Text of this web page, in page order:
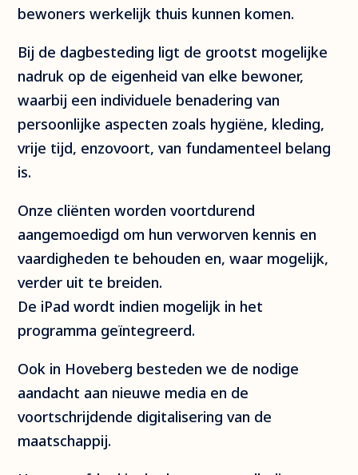
bewoners werkelijk thuis kunnen komen.
Bij de dagbesteding ligt de grootst mogelijke
nadruk op de eigenheid van elke bewoner,
waarbij een individuele benadering van
persoonlijke aspecten zoals hygiëne, kleding,
vrije tijd, enzovoort, van fundamenteel belang
is.
Onze cliënten worden voortdurend
aangemoedigd om hun verworven kennis en
vaardigheden te behouden en, waar mogelijk,
verder uit te breiden.
De iPad wordt indien mogelijk in het
programma geïntegreerd.
Ook in Hoveberg besteden we de nodige
aandacht aan nieuwe media en de
voortschrijdende digitalisering van de
maatschappij.